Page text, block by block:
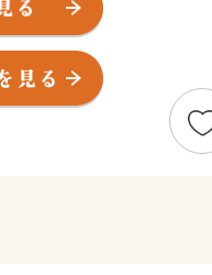
り、
いう全国で唯一の取り組